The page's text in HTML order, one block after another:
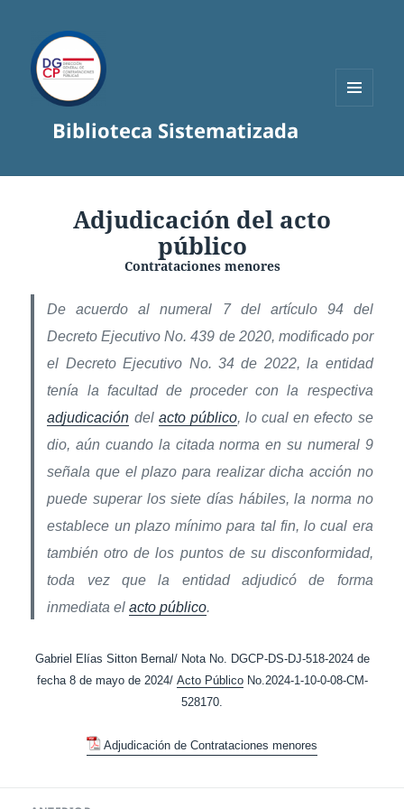
Biblioteca Sistematizada
Adjudicación del acto
público
Contrataciones menores
De acuerdo al numeral 7 del artículo 94 del
Decreto Ejecutivo No. 439 de 2020, modificado por
el Decreto Ejecutivo No. 34 de 2022, la entidad
tenía la facultad de proceder con la respectiva
adjudicación del acto público, lo cual en efecto se
dio, aún cuando la citada norma en su numeral 9
señala que el plazo para realizar dicha acción no
puede superar los siete días hábiles, la norma no
establece un plazo mínimo para tal fin, lo cual era
también otro de los puntos de su disconformidad,
toda vez que la entidad adjudicó de forma
inmediata elacto público.
Gabriel Elías Sitton Bernal/ Nota No. DGCP-DS-DJ-518-2024 de
fecha 8 de mayo de 2024/ Acto PúblicoNo.2024-1-10-0-08-CM-
528170.
Adjudicación de Contrataciones menores